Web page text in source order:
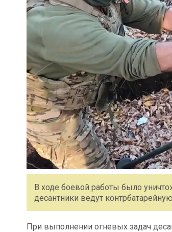
В ходе боевой работы было
десантники ведут
При выполнении огневых задач